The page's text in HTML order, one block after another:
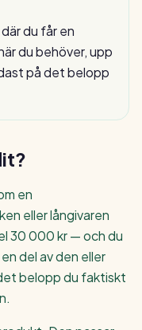
du får en
du behöver, upp
på det belopp
?
en
eller långivaren
30 000 kr — och du
del av den eller
belopp du faktiskt